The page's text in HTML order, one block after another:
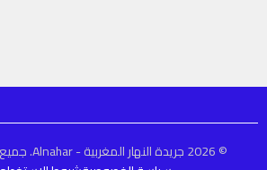
© 2026 جريدة النهار المغربية - Alnahar. جميع الحقوق محفوظة.